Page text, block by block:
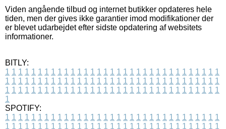
Viden angående tilbud og internet butikker opdateres hele
tiden, men der gives ikke garantier imod modifikationer der
er blevet udarbejdet efter sidste opdatering af websitets
informationer.
BITLY:
1 1 1 1 1 1 1 1 1 1 1 1 1 1 1 1 1 1 1 1 1 1 1 1 1 1 1 1 1 1 1 1 1
1 1 1 1 1 1 1 1 1 1 1 1 1 1 1 1 1 1 1 1 1 1 1 1 1 1 1 1 1 1 1 1 1
1 1 1 1 1 1 1 1 1 1 1 1 1 1 1 1 1 1 1 1 1 1 1 1 1 1 1 1 1 1 1 1 1
1
SPOTIFY:
1 1 1 1 1 1 1 1 1 1 1 1 1 1 1 1 1 1 1 1 1 1 1 1 1 1 1 1 1 1 1 1 1
1 1 1 1 1 1 1 1 1 1 1 1 1 1 1 1 1 1 1 1 1 1 1 1 1 1 1 1 1 1 1 1 1